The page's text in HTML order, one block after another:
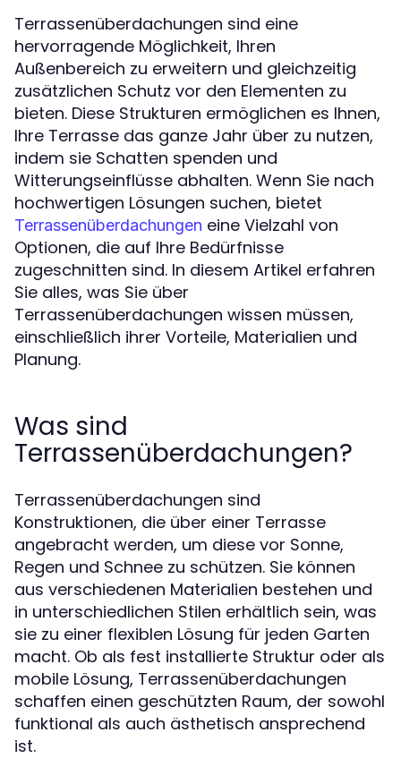
Terrassenüberdachungen sind eine
hervorragende Möglichkeit, Ihren
Außenbereich zu erweitern und gleichzeitig
zusätzlichen Schutz vor den Elementen zu
bieten. Diese Strukturen ermöglichen es Ihnen,
Ihre Terrasse das ganze Jahr über zu nutzen,
indem sie Schatten spenden und
Witterungseinflüsse abhalten. Wenn Sie nach
hochwertigen Lösungen suchen, bietet
Terrassenüberdachungen eine Vielzahl von
Optionen, die auf Ihre Bedürfnisse
zugeschnitten sind. In diesem Artikel erfahren
Sie alles, was Sie über
Terrassenüberdachungen wissen müssen,
einschließlich ihrer Vorteile, Materialien und
Planung.
Was sind
Terrassenüberdachungen?
Terrassenüberdachungen sind
Konstruktionen, die über einer Terrasse
angebracht werden, um diese vor Sonne,
Regen und Schnee zu schützen. Sie können
aus verschiedenen Materialien bestehen und
in unterschiedlichen Stilen erhältlich sein, was
sie zu einer flexiblen Lösung für jeden Garten
macht. Ob als fest installierte Struktur oder als
mobile Lösung, Terrassenüberdachungen
schaffen einen geschützten Raum, der sowohl
funktional als auch ästhetisch ansprechend
ist.